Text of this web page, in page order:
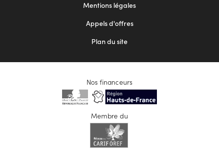
Mentions légales
Appels d'offres
Plan du site
Nos financeurs
Membre du